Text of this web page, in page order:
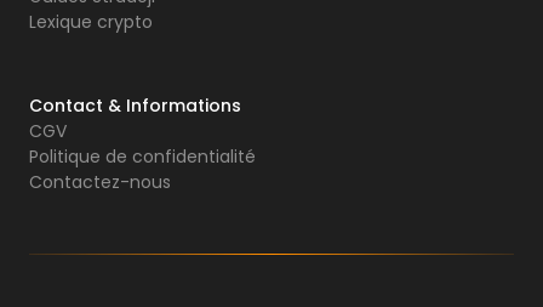
Lexique crypto
Contact & Informations
CGV
Politique de confidentialité
Contactez-nous